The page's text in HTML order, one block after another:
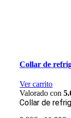
Collar de
Ver carrito
Valorado con
Collar de